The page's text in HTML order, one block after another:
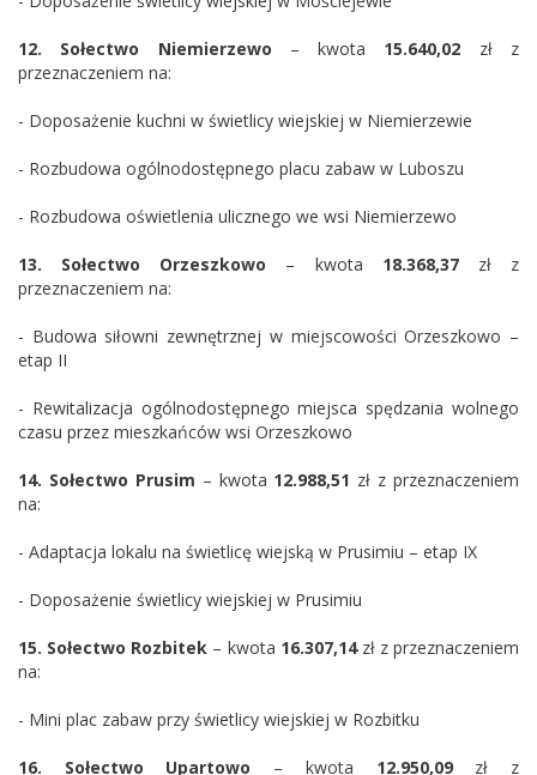
12. Sołectwo Niemierzewo – kwota 15.640,02 zł z
przeznaczeniem na:
- Doposażenie kuchni w świetlicy wiejskiej w Niemierzewie
- Rozbudowa ogólnodostępnego placu zabaw w Luboszu
- Rozbudowa oświetlenia ulicznego we wsi Niemierzewo
13. Sołectwo Orzeszkowo – kwota 18.368,37 zł z
przeznaczeniem na:
- Budowa siłowni zewnętrznej w miejscowości Orzeszkowo –
etap II
- Rewitalizacja ogólnodostępnego miejsca spędzania wolnego
czasu przez mieszkańców wsi Orzeszkowo
14. Sołectwo Prusim – kwota 12.988,51 zł z przeznaczeniem
na:
- Adaptacja lokalu na świetlicę wiejską w Prusimiu – etap IX
- Doposażenie świetlicy wiejskiej w Prusimiu
15. Sołectwo Rozbitek – kwota 16.307,14 zł z przeznaczeniem
na:
- Mini plac zabaw przy świetlicy wiejskiej w Rozbitku
16. Sołectwo Upartowo – kwota 12.950,09 zł z